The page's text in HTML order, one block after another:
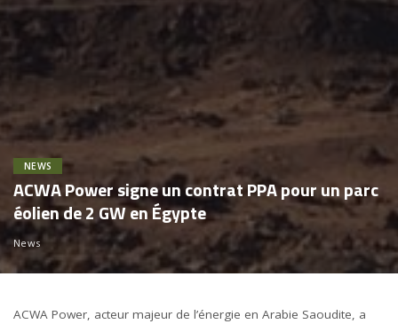
NEWS
ACWA Power signe un contrat PPA pour un parc
éolien de 2 GW en Égypte
News
ACWA Power, acteur majeur de l’énergie en Arabie Saoudite, a